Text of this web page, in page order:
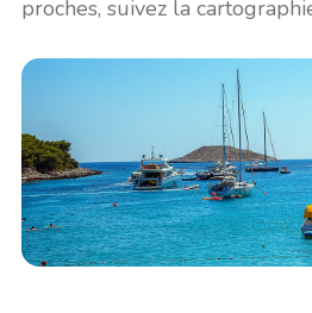
proches, suivez la